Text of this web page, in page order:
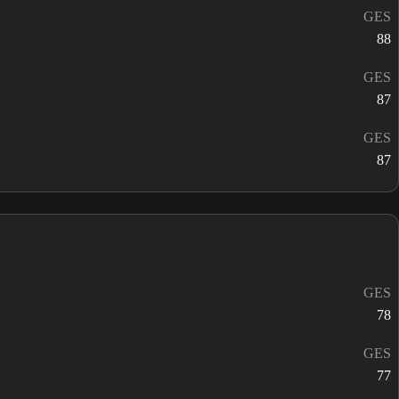
GES
88
GES
87
GES
87
GES
78
GES
77